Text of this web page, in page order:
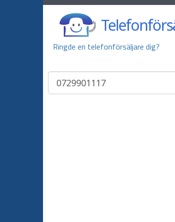
Ringde en telefonförsäljare dig?